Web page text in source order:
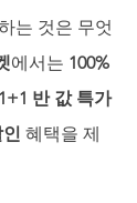
는 것은 무엇
에서는 100%
1+1 반 값 특가
혜택을 제